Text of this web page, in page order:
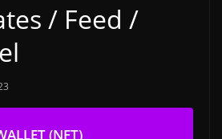
/ Feed /
(NFT)